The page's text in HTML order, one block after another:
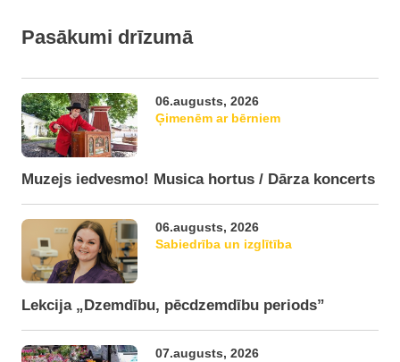
Pasākumi drīzumā
06.augusts, 2026
Ģimenēm ar bērniem
Muzejs iedvesmo! Musica hortus / Dārza koncerts
06.augusts, 2026
Sabiedrība un izglītība
Lekcija „Dzemdību, pēcdzemdību periods”
07.augusts, 2026